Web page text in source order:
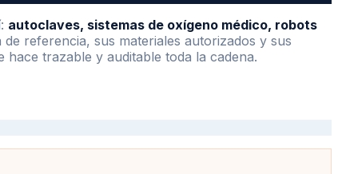
autoclaves, sistemas de oxígeno médico, robots
referencia, sus materiales autorizados y sus
trazable y auditable toda la cadena.